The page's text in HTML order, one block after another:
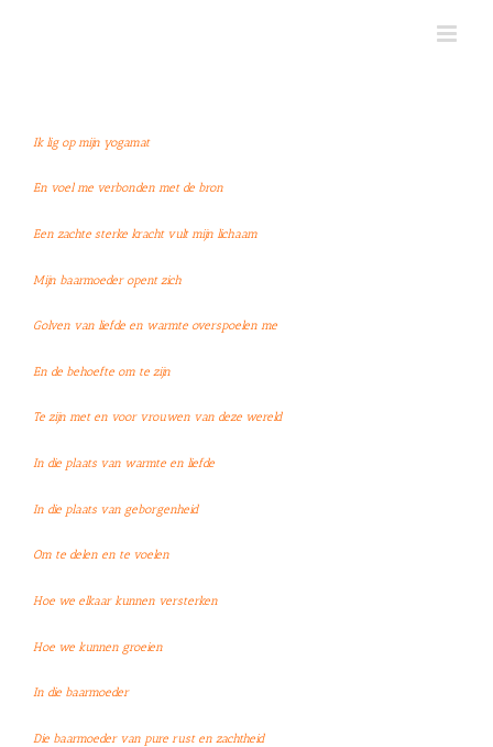
Ik lig op mijn yogamat
En voel me verbonden met de bron
Een zachte sterke kracht vult mijn lichaam
Mijn baarmoeder opent zich
Golven van liefde en warmte overspoelen me
En de behoefte om te zijn
Te zijn met en voor vrouwen van deze wereld
In die plaats van warmte en liefde
In die plaats van geborgenheid
Om te delen en te voelen
Hoe we elkaar kunnen versterken
Hoe we kunnen groeien
In die baarmoeder
Die baarmoeder van pure rust en zachtheid